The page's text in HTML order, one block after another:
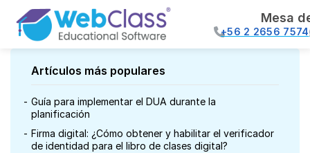
Mesa
+56 2 2656 7574
Artículos más populares
Guía para implementar el DUA durante la
planificación
Firma digital: ¿Cómo obtener y habilitar el verificador
de identidad para el libro de clases digital?